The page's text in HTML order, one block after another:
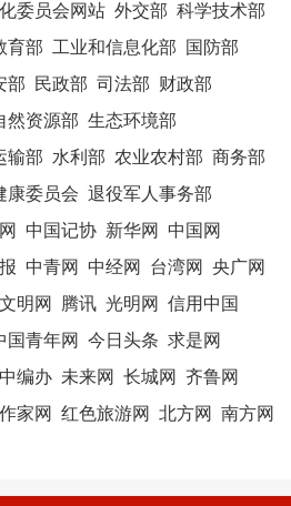
委员会网站 外交部 科学技术部
育部 工业和信息化部
国防部
部 民政部 司法部 财政部
然资源部 生态环境部
输部 水利部 农业农村部 商务部
康委员会 退役军人事务部
中国记协 新华网
中国网
中青网 中经网 台湾网
央广网
文明网 腾讯 光明网
信用中国
国青年网 今日头条 求是网
中编办 未来网 长城网
齐鲁网
家网 红色旅游网 北方网
南方网